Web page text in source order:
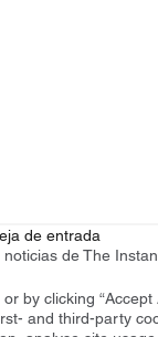
de entrada
de The
by clicking “Accept
and third-party